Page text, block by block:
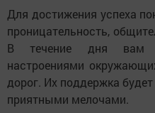
Для достижения успеха
проницательность,
В течение дня вам
настроениями
дорог. Их поддержка
приятными мелочами.